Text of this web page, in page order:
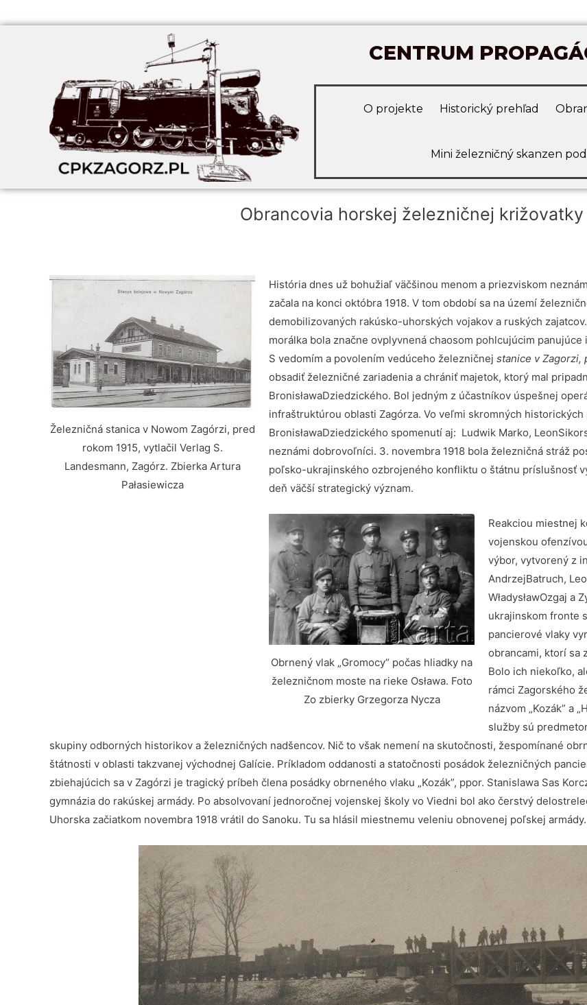
CENTRUM
O projekte Historický prehľad
Mini železničný skanzen
Obrancovia horskej železničnej križovatky
Železničná stanica v Nowom Zagórzi, pred
rokom 1915, vytlačil Verlag S.
Landesmann, Zagórz. Zbierka Artura
Pałasiewicza
História dnes už bohužiaľ väčšinou menom a priezviskom
začala na konci októbra 1918. V tom období sa na území
demobilizovaných rakúsko-uhorských vojakov a ruských
morálka bola značne ovplyvnená chaosom pohlcujúcim
S vedomím a povolením vedúceho železničnej stanice v Zagorzi,
obsadiť železničné zariadenia a chrániť majetok, ktorý mal
BronisławaDziedzického. Bol jedným z účastníkov úspešnej
infraštruktúrou oblasti Zagórza. Vo veľmi skromných
BronisławaDziedzického spomenutí aj: Ludwik Marko,
neznámi dobrovoľníci. 3. novembra 1918 bola železničná stráž
poľsko-ukrajinského ozbrojeného konfliktu o štátnu príslušnosť
deň väčší strategický význam.
Obrnený vlak „Gromocy“ počas hliadky na
železničnom moste na rieke Osława. Foto
Zo zbierky Grzegorza Nycza
Reakciou miestnej
vojenskou
výbor, vytvorený z
AndrzejBatruch,
WładysławOzgaj
ukrajinskom fronte
pancierové vlaky
obrancami, ktorí sa
Bolo ich niekoľko,
rámci Zagorského
názvom „Kozák” a
služby sú
skupiny odborných historikov a železničných nadšencov. Nič to však nemení na skutočnosti, žespomínané
štátnosti v oblasti takzvanej východnej Galície. Príkladom oddanosti a statočnosti posádok železničných
zbiehajúcich sa v Zagórzi je tragický príbeh člena posádky obrneného vlaku „Kozák”, ppor. Stanislawa Sas
gymnázia do rakúskej armády. Po absolvovaní jednoročnej vojenskej školy vo Viedni bol ako čerstvý
Uhorska začiatkom novembra 1918 vrátil do Sanoku. Tu sa hlásil miestnemu veleniu obnovenej poľskej armády.